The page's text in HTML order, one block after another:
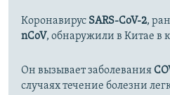
Коронавирус SARS-CoV-2,
nCoV, обнаружили в Китае в
Он вызывает заболевания
случаях течение болезни